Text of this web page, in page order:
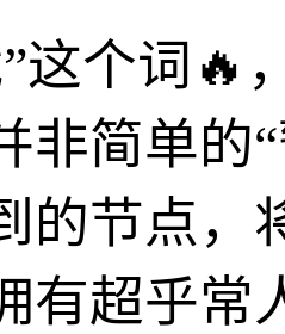
这个词🔥
非简单的
的节点，
有超乎常